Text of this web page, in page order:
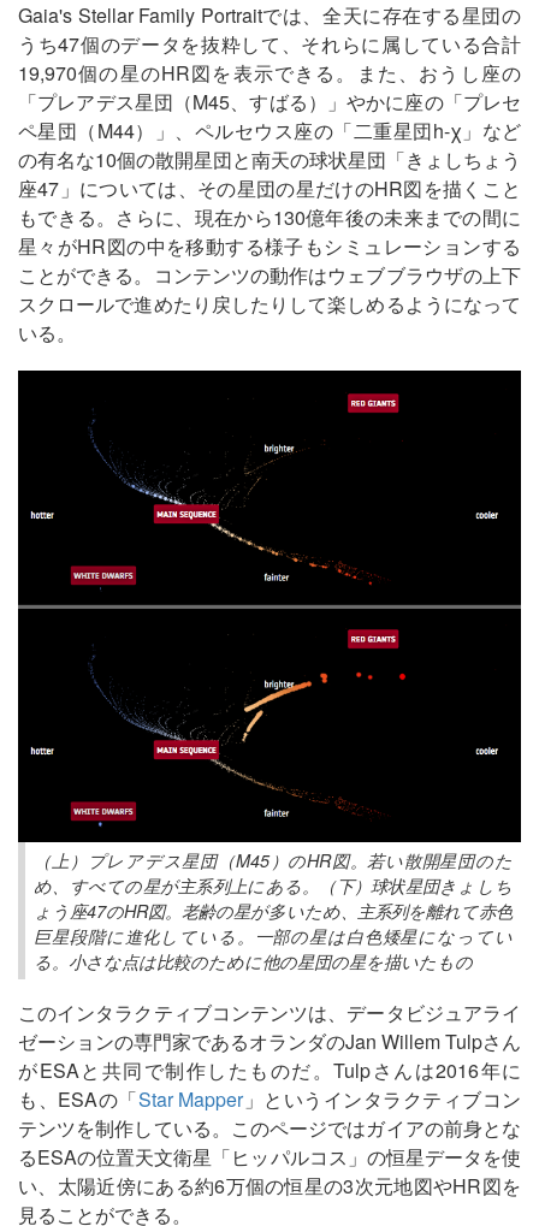
Gaia's Stellar Family Portraitでは、全天に存在する星団の
うち47個のデータを抜粋して、それらに属している合計
19,970個の星のHR図を表示できる。また、おうし座の
「プレアデス星団（M45、すばる）」やかに座の「プレセ
ペ星団（M44）」、ペルセウス座の「二重星団h-χ」など
の有名な10個の散開星団と南天の球状星団「きょしちょう
座47」については、その星団の星だけのHR図を描くこと
もできる。さらに、現在から130億年後の未来までの間に
星々がHR図の中を移動する様子もシミュレーションする
ことができる。コンテンツの動作はウェブブラウザの上下
スクロールで進めたり戻したりして楽しめるようになって
いる。
（上）プレアデス星団（M45）のHR図。若い散開星団のた
め、すべての星が主系列上にある。（下）球状星団きょしち
ょう座47のHR図。老齢の星が多いため、主系列を離れて赤色
巨星段階に進化している。一部の星は白色矮星になってい
る。小さな点は比較のために他の星団の星を描いたもの
このインタラクティブコンテンツは、データビジュアライ
ゼーションの専門家であるオランダのJan Willem Tulpさん
がESAと共同で制作したものだ。Tulpさんは2016年に
も、ESAの「Star Mapper」というインタラクティブコン
テンツを制作している。このページではガイアの前身とな
るESAの位置天文衛星「ヒッパルコス」の恒星データを使
い、太陽近傍にある約6万個の恒星の3次元地図やHR図を
見ることができる。